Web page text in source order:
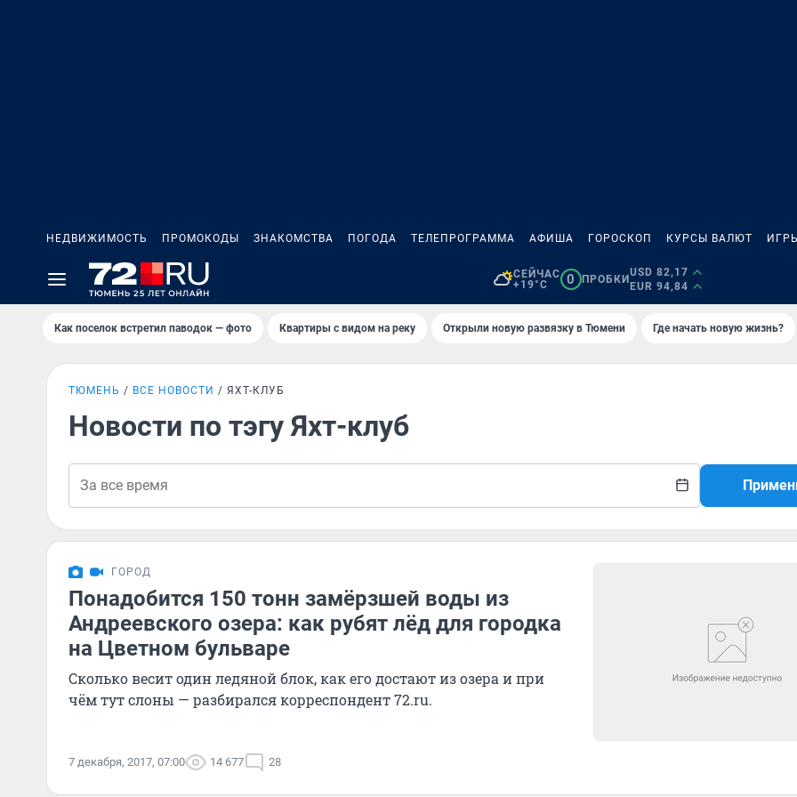
НЕДВИЖИМОСТЬ ПРОМОКОДЫ ЗНАКОМСТВА ПОГОДА ТЕЛЕПРОГРАММА АФИША ГОРОСКОП КУРСЫ ВАЛЮТ
СЕЙЧАС
+19°C
0 ПРОБКИ
USD 82,17
EUR 94,84
Как поселок встретил паводок — фото Квартиры с видом на реку Открыли новую развязку в Тюмени Где начать новую жизнь?
ТЮМЕНЬ ВСЕ НОВОСТИ ЯХТ-КЛУБ
Новости по тэгу Яхт-клуб
ГОРОД
Понадобится 150 тонн замёрзшей воды из
Андреевского озера: как рубят лёд для городка
на Цветном бульваре
Сколько весит один ледяной блок, как его достают из озера и при
чём тут слоны — разбирался корреспондент 72.ru.
7 декабря, 2017, 07:00 14 677 28